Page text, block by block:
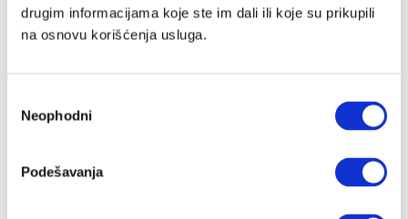
drugim informacijama koje ste im dali ili koje su prikupili
na osnovu korišćenja usluga.
сагласности
Neophodni
Podešavanja